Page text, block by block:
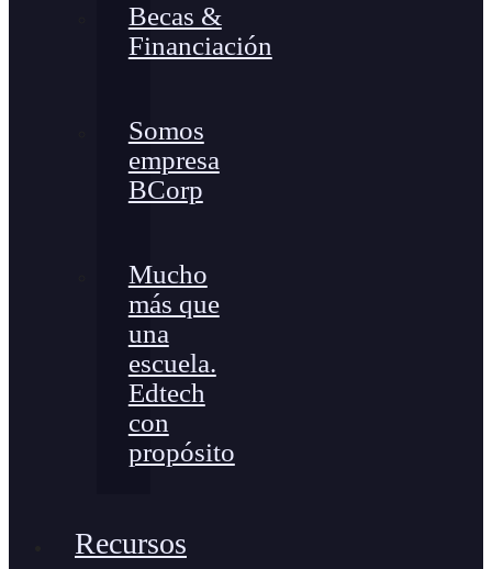
Becas &
Financiación
Somos
empresa
BCorp
Mucho
más que
una
escuela.
Edtech
con
propósito
Recursos